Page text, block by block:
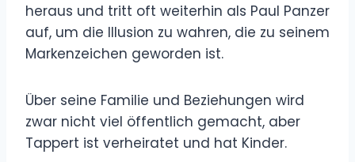
heraus und tritt oft weiterhin als Paul Panzer
auf, um die Illusion zu wahren, die zu seinem
Markenzeichen geworden ist.
Über seine Familie und Beziehungen wird
zwar nicht viel öffentlich gemacht, aber
Tappert ist verheiratet und hat Kinder.